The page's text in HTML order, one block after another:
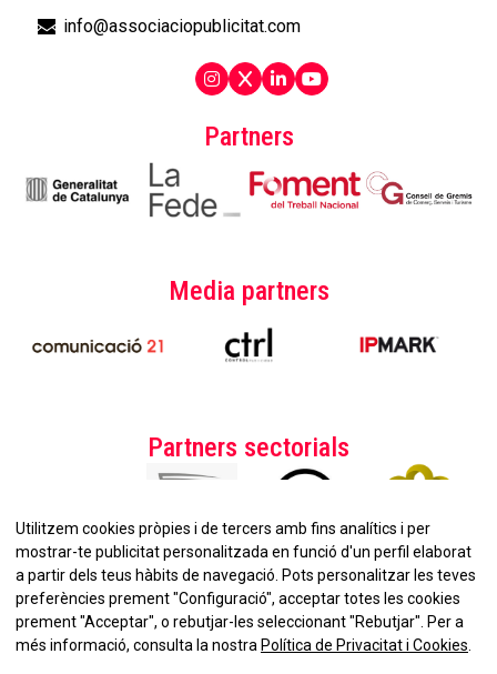
Partners
Media partners
Partners sectorials
info@associaciopublicitat.com
No et perdis la nostra
Utilitzem cookies pròpies i de tercers amb fins analítics i per
mostrar-te publicitat personalitzada en funció d'un perfil elaborat
a partir dels teus hàbits de navegació. Pots personalitzar les teves
preferències prement "Configuració", acceptar totes les cookies
prement "Acceptar", o rebutjar-les seleccionant "Rebutjar". Per a
més informació, consulta la nostra Política de Privacitat i Cookies